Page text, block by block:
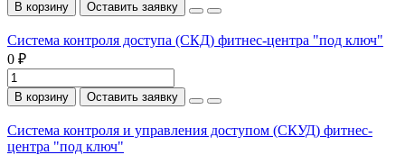
В корзину Оставить заявку
Система контроля доступа (СКД) фитнес-центра "под ключ"
0 ₽
В корзину Оставить заявку
Система контроля и управления доступом (СКУД) фитнес-
центра "под ключ"